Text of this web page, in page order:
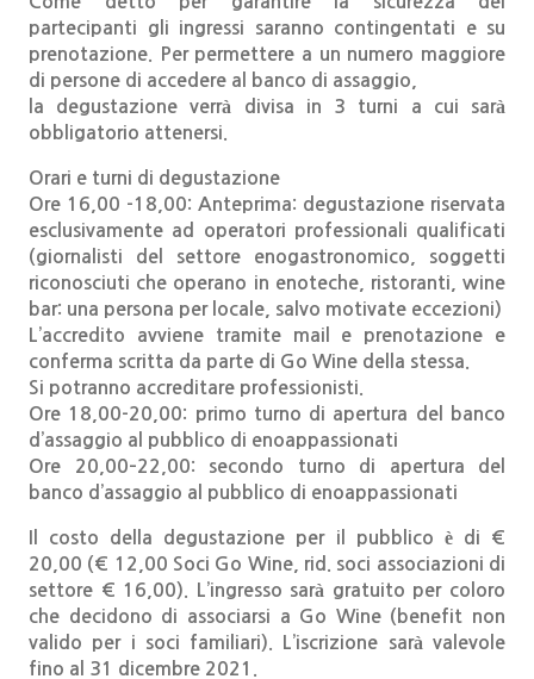
partecipanti gli ingressi saranno contingentati e su
prenotazione. Per permettere a un numero maggiore
di persone di accedere al banco di assaggio,
la degustazione verrà divisa in 3 turni a cui sarà
obbligatorio attenersi.
Orari e turni di degustazione
Ore 16,00 -18,00: Anteprima: degustazione riservata
esclusivamente ad operatori professionali qualificati
(giornalisti del settore enogastronomico, soggetti
riconosciuti che operano in enoteche, ristoranti, wine
bar: una persona per locale, salvo motivate eccezioni)
L’accredito avviene tramite mail e prenotazione e
conferma scritta da parte di Go Wine della stessa.
Si potranno accreditare professionisti.
Ore 18,00-20,00: primo turno di apertura del banco
d’assaggio al pubblico di enoappassionati
Ore 20,00–22,00: secondo turno di apertura del
banco d’assaggio al pubblico di enoappassionati
Il costo della degustazione per il pubblico è di €
20,00 (€ 12,00 Soci Go Wine, rid. soci associazioni di
settore € 16,00). L’ingresso sarà gratuito per coloro
che decidono di associarsi a Go Wine (benefit non
valido per i soci familiari). L’iscrizione sarà valevole
fino al 31 dicembre 2021.